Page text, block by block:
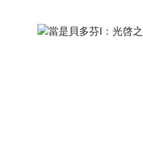
藝術節環境舞蹈系列
術節裡重要舞蹈活動